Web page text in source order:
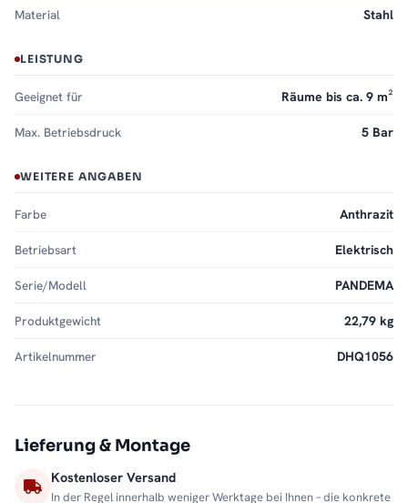
Material Stahl
LEISTUNG
Geeignet für Räume bis ca. 9 m²
Max. Betriebsdruck 5 Bar
WEITERE ANGABEN
Farbe Anthrazit
Betriebsart Elektrisch
Serie/Modell PANDEMA
Produktgewicht 22,79 kg
Artikelnummer DHQ1056
Lieferung & Montage
Kostenloser Versand
In der Regel innerhalb weniger Werktage bei Ihnen – die konkrete